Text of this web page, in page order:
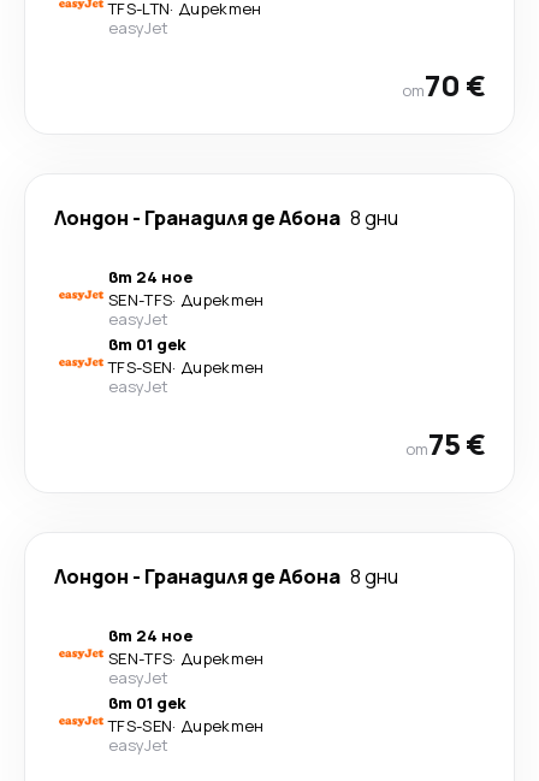
TFS-LTN· Директен
easyJet
от70 €
Лондон - Гранадиля де Абона 8 дни
вт 24 ное
SEN-TFS· Директен
easyJet
вт 01 дек
TFS-SEN· Директен
easyJet
от75 €
Лондон - Гранадиля де Абона 8 дни
вт 24 ное
SEN-TFS· Директен
easyJet
вт 01 дек
TFS-SEN· Директен
easyJet